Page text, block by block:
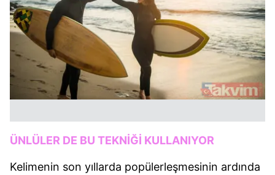
ÜNLÜLER DE BU TEKNİĞİ KULLANIYOR
Kelimenin son yıllarda popülerleşmesinin ardında